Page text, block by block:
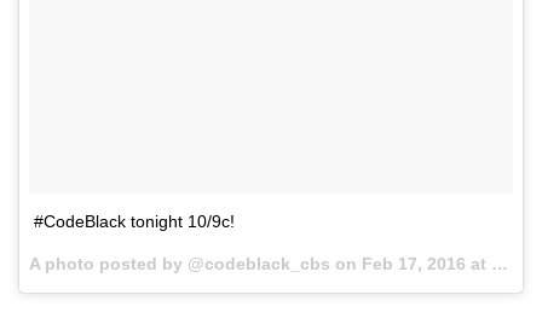
#CodeBlack tonight 10/9c!
A photo posted by @codeblack_cbs on Feb 17, 2016 at 4:01pm PST